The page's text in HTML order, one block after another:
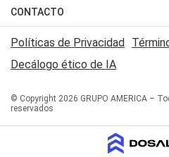
Judiciales
Economia
Trucos caseros
Series y Películas
Edictos y Solicitadas
Mundial
Automovilismo
Rugby
Básquet
Canal 7 en Vivo
San Juan 8
CONTACTO
Acerca de Nosotros
Contactanos
Políticas de Privacidad
Decálogo ético de IA
© Copyright 2026 GRUPO AMERICA –
reservados